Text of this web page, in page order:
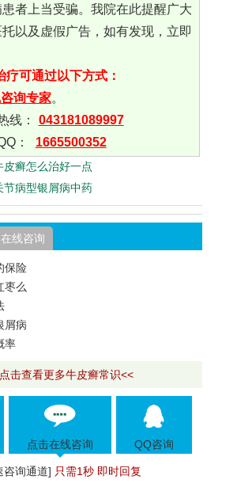
者上当受骗。我院在此提醒广大
以及虚假广告，如有发现，立即
疗可通过以下方式：
询专家。
线：
043181089997
：
1665500352
皮癣怎么治好一点
节病型银屑病中药
在线咨询
保险
枣么
屑病
率
击查看更多牛皮癣常识<<
点击在线咨询 QQ咨询
咨询通道] 只需1秒 即时回复